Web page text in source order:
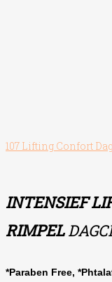
107 Lifting Confort
INTENSIEF
RIMPEL
*Paraben Free,